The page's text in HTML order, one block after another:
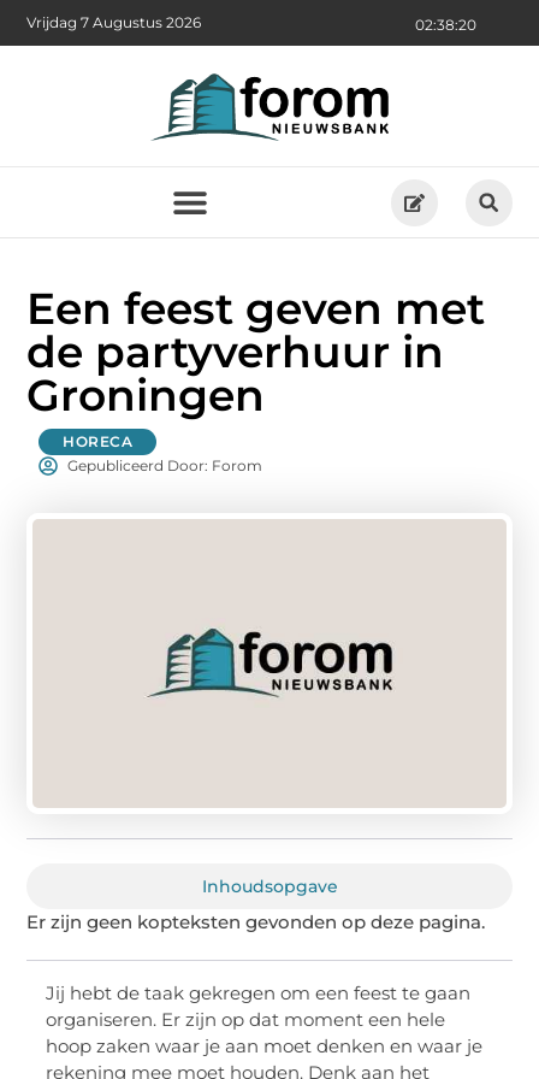
02:38:21
Vrijdag 7 Augustus 2026
Een feest geven met
de partyverhuur in
Groningen
HORECA
Gepubliceerd Door: Forom
Inhoudsopgave
Er zijn geen kopteksten gevonden op deze pagina.
Jij hebt de taak gekregen om een feest te gaan
organiseren. Er zijn op dat moment een hele
hoop zaken waar je aan moet denken en waar je
rekening mee moet houden. Denk aan het